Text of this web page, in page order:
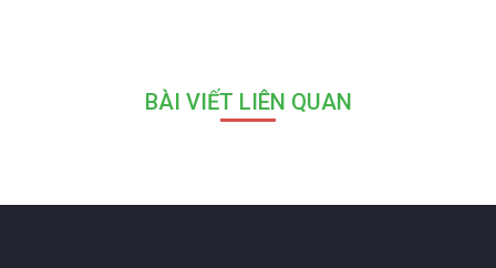
BÀI VIẾT LIÊN QUAN